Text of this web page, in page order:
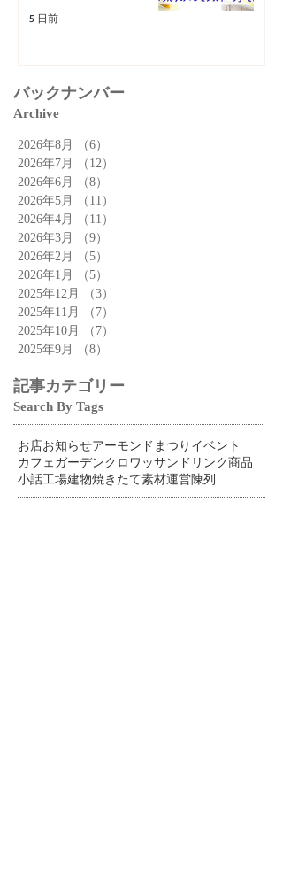
5 日前
バックナンバー
Archive
2026年8月 （6）
2026年7月
（12）
2026年6月
（8）
2026年5月
（11）
2026年4月
（11）
2026年3月
（9）
2026年2月
（5）
2026年1月
（5）
2025年12月
（3）
2025年11月
（7）
2025年10月
（7）
2025年9月
（8）
記事カテゴリー
Search By Tags
お店お知らせアーモンドまつり イベント
カフェ ガーデンクロワッサン ドリンク商品
小話工場建物焼きたて素材運営陳列